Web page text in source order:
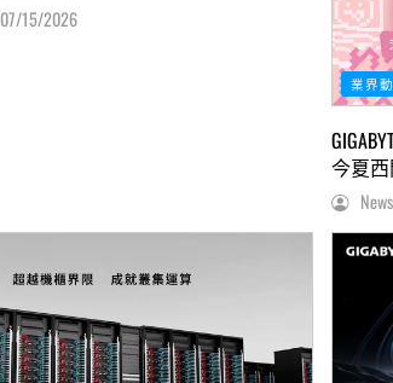
07/15/2026
業界
今夏西
News